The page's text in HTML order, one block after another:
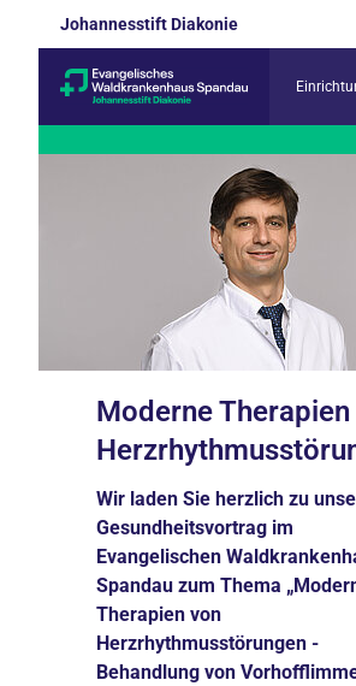
Johannesstift Diakonie
Moderne Therapien
Wir laden Sie herzlich zu
Gesundheitsvortrag im
Evangelischen
Spandau zum Thema
Therapien von
Herzrhythmusstörungen -
Behandlung von